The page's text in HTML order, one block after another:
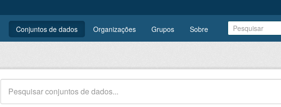
Conjuntos de dados Organizações Grupos Sobre